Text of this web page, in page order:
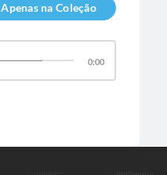
Apenas na Coleção
0:00